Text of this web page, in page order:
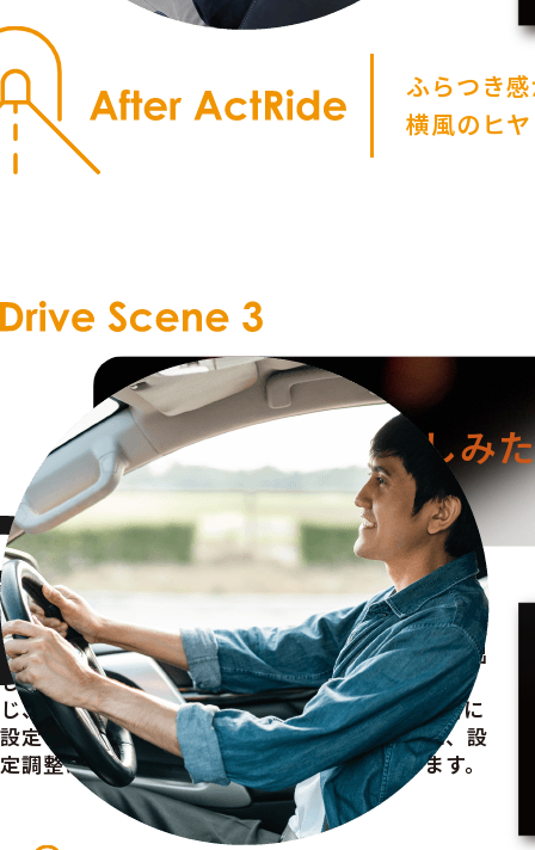
ふらつき
横風のヒ
「走り、を楽しみ
街乗り中心の走りと異なる、ワインディングでのス
ポーティーな走りに対応したカスタム設定を呼び出
し。その日走る予定のワインディングの特徴に応
じ、「Ride」「Handling」のバーをSport方向に
設定することで理想の走りを追及するとともに、設
定調整による走りの違いを楽しむこともできます。